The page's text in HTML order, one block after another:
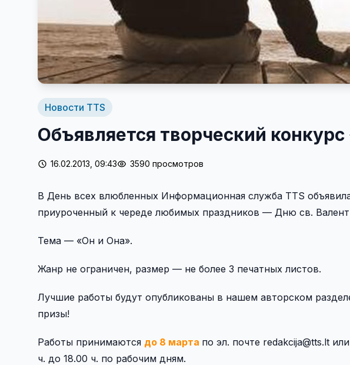
Новости TTS
Объявляется творческий
16.02.2013, 09:43 3590 просмотров
В День всех влюбленных Информационная служба TTS
приуроченный к череде любимых праздников — Дню св.
Тема — «Он и Она».
Жанр не ограничен, размер — не более 3 печатных листов.
Лучшие работы будут опубликованы в нашем авторском
призы!
Работы принимаются до 8 марта по эл. почте redakcija@tts.lt
ч. до 18.00 ч. по рабочим дням.